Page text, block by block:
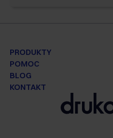
PRODUKTY
POMOC
BLOG
KONTAKT